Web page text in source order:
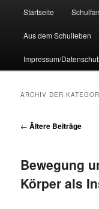
Startseite
Aus dem Schulleben
Impressum/
ARCHIV DER
Beitragsnavigation
← Ältere Beiträge
Bewegung
Körper als